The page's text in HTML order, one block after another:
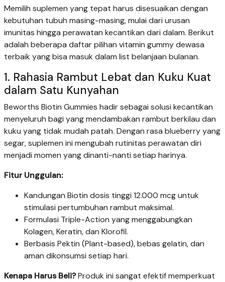
Memilih suplemen yang tepat harus disesuaikan dengan
kebutuhan tubuh masing-masing, mulai dari urusan
imunitas hingga perawatan kecantikan dari dalam. Berikut
adalah beberapa daftar pilihan vitamin gummy dewasa
terbaik yang bisa masuk dalam list belanjaan bulanan.
1. Rahasia Rambut Lebat dan Kuku Kuat
dalam Satu Kunyahan
Beworths Biotin Gummies hadir sebagai solusi kecantikan
menyeluruh bagi yang mendambakan rambut berkilau dan
kuku yang tidak mudah patah. Dengan rasa blueberry yang
segar, suplemen ini mengubah rutinitas perawatan diri
menjadi momen yang dinanti-nanti setiap harinya.
Fitur Unggulan:
Kandungan Biotin dosis tinggi 12.000 mcg untuk
stimulasi pertumbuhan rambut maksimal.
Formulasi Triple-Action yang menggabungkan
Kolagen, Keratin, dan Klorofil.
Berbasis Pektin (Plant-based), bebas gelatin, dan
aman dikonsumsi setiap hari.
Kenapa Harus Beli?Produk ini sangat efektif memperkuat